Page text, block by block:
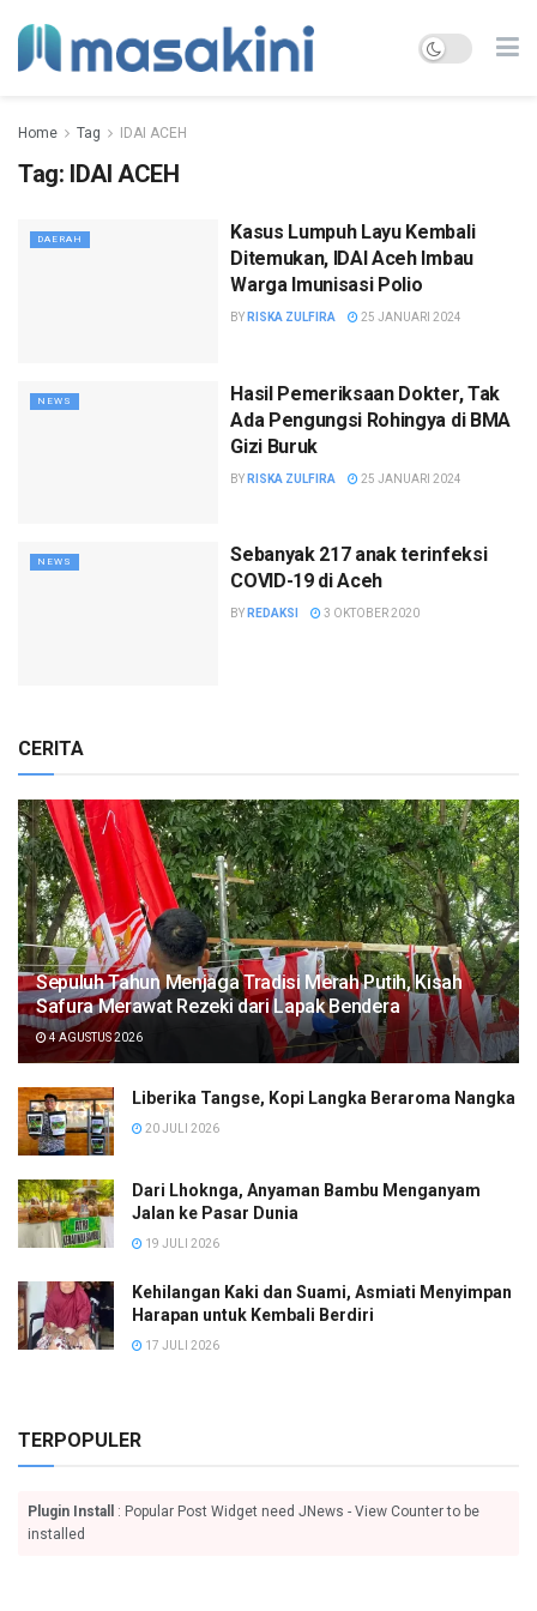
Home Tag IDAI ACEH
Tag: IDAI ACEH
DAERAH
Kasus Lumpuh Layu Kembali
Ditemukan, IDAI Aceh Imbau
Warga Imunisasi Polio
BY RISKA ZULFIRA 25 JANUARI 2024
NEWS
Hasil Pemeriksaan Dokter, Tak
Ada Pengungsi Rohingya di BMA
Gizi Buruk
BY RISKA ZULFIRA 25 JANUARI 2024
NEWS
Sebanyak 217 anak terinfeksi
COVID-19 di Aceh
BY REDAKSI 3 OKTOBER 2020
CERITA
Sepuluh Tahun Menjaga Tradisi Merah Putih, Kisah
Safura Merawat Rezeki dari Lapak Bendera
4 AGUSTUS 2026
Liberika Tangse, Kopi Langka Beraroma Nangka
20 JULI 2026
Dari Lhoknga, Anyaman Bambu Menganyam
Jalan ke Pasar Dunia
19 JULI 2026
Kehilangan Kaki dan Suami, Asmiati Menyimpan
Harapan untuk Kembali Berdiri
17 JULI 2026
TERPOPULER
Plugin Install
: Popular Post Widget need JNews - View Counter to be
installed